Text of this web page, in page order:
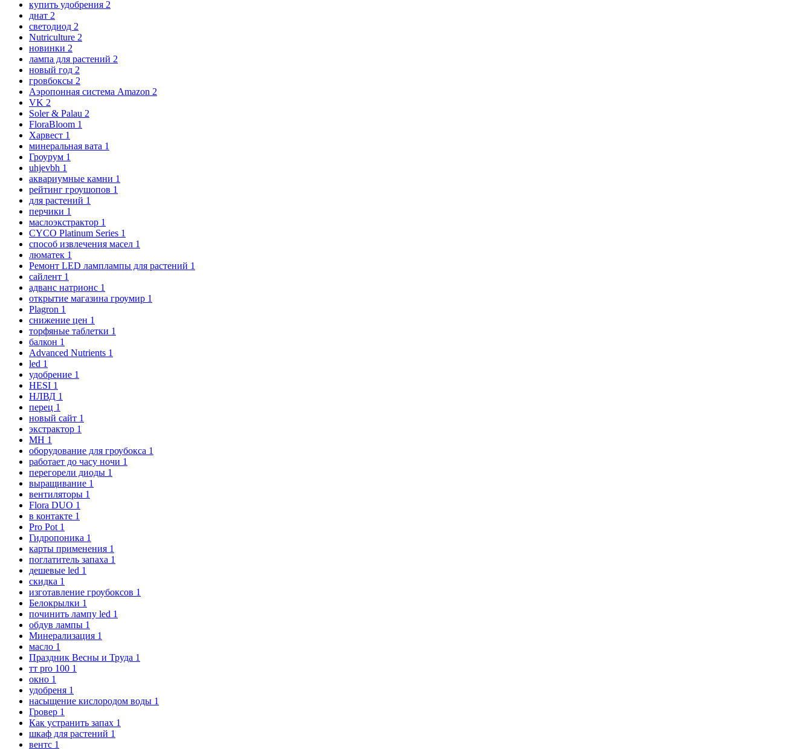
купить удобрения 2
днат 2
светодиод 2
Nutriculture 2
новинки 2
лампа для растений 2
новый год 2
гровбоксы 2
Аэропонная система Amazon 2
VK 2
Soler & Palau 2
FloraBloom 1
Харвест 1
минеральная вата 1
Гроурум 1
uhjevbh 1
аквариумные камни 1
рейтинг гроушопов 1
для растений 1
перчики 1
маслоэкстрактор 1
CYCO Platinum Series 1
способ извлечения масел 1
люматек 1
Ремонт LED ламплампы для растений 1
сайлент 1
адванс натрионс 1
открытие магазина гроумир 1
Plagron 1
снижение цен 1
торфяные таблетки 1
балкон 1
Advanced Nutrients 1
led 1
удобрение 1
HESI 1
НЛВД 1
перец 1
новый сайт 1
экстрактор 1
MH 1
оборудование для гроубокса 1
работает до часу ночи 1
перегорели диоды 1
выращивание 1
вентиляторы 1
Flora DUO 1
в контакте 1
Pro Pot 1
Гидропоника 1
карты применения 1
поглатитель запаха 1
дешевые led 1
скидка 1
изготавление гроубоксов 1
Белокрылки 1
починить лампу led 1
обдув лампы 1
Минерализация 1
масло 1
Праздник Весны и Труда 1
тт pro 100 1
окно 1
удобреня 1
насыщение кислородом воды 1
Гровер 1
Как устранить запах 1
шкаф для растений 1
вентс 1